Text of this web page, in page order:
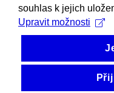
souhlas k jejich
Upravit možnosti